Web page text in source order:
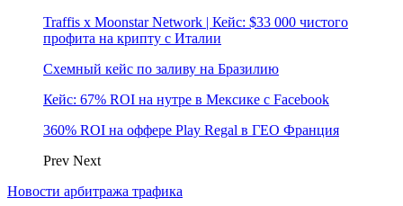
Traffis x Moonstar Network | Кейс: $33 000 чистого
профита на крипту с Италии
Схемный кейс по заливу на Бразилию
Кейс: 67% ROI на нутре в Мексике с Facebook
360% ROI на оффере Play Regal в ГЕО Франция
Prev Next
Новости арбитража трафика